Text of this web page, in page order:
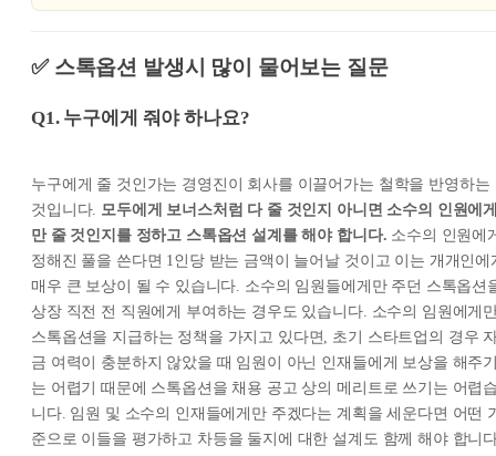
✅ 스톡옵션 발생시 많이 물어보는 질문
Q1. 누구에게 줘야 하나요?
누구에게 줄 것인가는 경영진이 회사를 이끌어가는 철학을 반영하는
것입니다. 모두에게 보너스처럼 다 줄 것인지 아니면 소수의 인원에
만 줄 것인지를 정하고 스톡옵션 설계를 해야 합니다. 소수의 인원에
정해진 풀을 쓴다면 1인당 받는 금액이 늘어날 것이고 이는 개개인에
매우 큰 보상이 될 수 있습니다. 소수의 임원들에게만 주던 스톡옵션
상장 직전 전 직원에게 부여하는 경우도 있습니다. 소수의 임원에게
스톡옵션을 지급하는 정책을 가지고 있다면, 초기 스타트업의 경우
금 여력이 충분하지 않았을 때 임원이 아닌 인재들에게 보상을 해주
는 어렵기 때문에 스톡옵션을 채용 공고 상의 메리트로 쓰기는 어렵
니다. 임원 및 소수의 인재들에게만 주겠다는 계획을 세운다면 어떤
준으로 이들을 평가하고 차등을 둘지에 대한 설계도 함께 해야 합니